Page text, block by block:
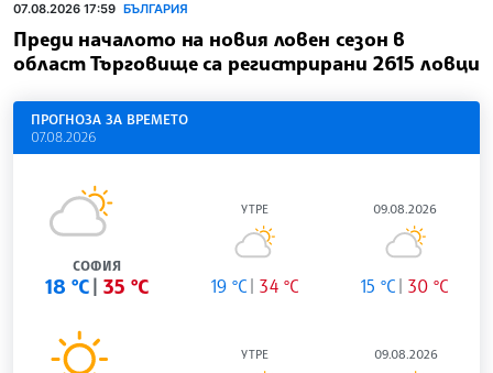
07.08.2026 17:59 БЪЛГАРИЯ
Преди началото на новия ловен сезон в
област Търговище са регистрирани 2615 ловци
ПРОГНОЗА ЗА ВРЕМЕТО
07.08.2026
СОФИЯ
18 °C 35 °C
УТРЕ
19 °C 34 °C
09.08.2026
15 °C 30 °C
УТРЕ 09.08.2026